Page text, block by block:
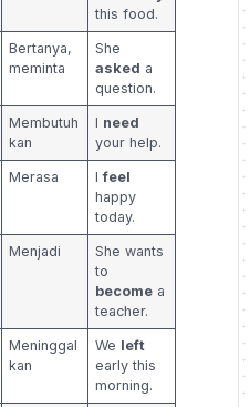
this food.
Bertanya,
meminta
She
asked a
question.
Membutuh
kan
I need
your help.
Merasa Ifeel
happy
today.
Menjadi
She wants
to
become a
teacher.
Meninggal
kan
We left
early this
morning.